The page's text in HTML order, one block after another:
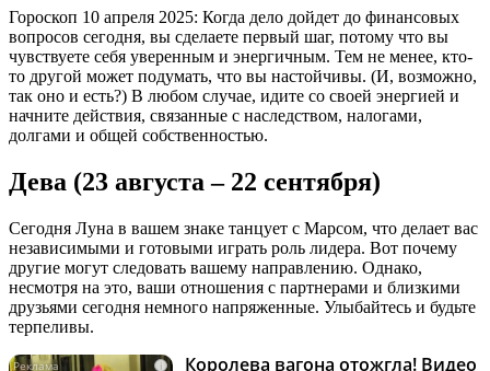
Гороскоп 10 апреля 2025: Когда дело дойдет до финансовых
вопросов сегодня, вы сделаете первый шаг, потому что вы
чувствуете себя уверенным и энергичным. Тем не менее, кто-
то другой может подумать, что вы настойчивы. (И, возможно,
так оно и есть?) В любом случае, идите со своей энергией и
начните действия, связанные с наследством, налогами,
долгами и общей собственностью.
Дева (23 августа – 22 сентября)
Сегодня Луна в вашем знаке танцует с Марсом, что делает вас
независимыми и готовыми играть роль лидера. Вот почему
другие могут следовать вашему направлению. Однако,
несмотря на это, ваши отношения с партнерами и близкими
друзьями сегодня немного напряженные. Улыбайтесь и будьте
терпеливы.
i
Королева вагона отожгла! Видео